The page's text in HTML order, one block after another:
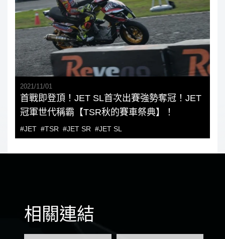
2021 /11 /01
首戰即登頂！JET SL首次出賽強勢奪冠！JET
冠軍世代稱霸【TSR秋的賽車祭典】！
#JET #TSR #JET SR #JET SL
相關連結